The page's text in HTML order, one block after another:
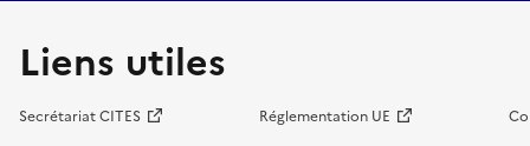
Liens utiles
Secrétariat CITES Réglementation UE